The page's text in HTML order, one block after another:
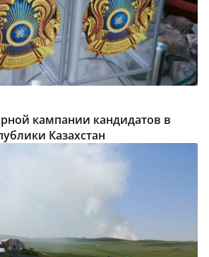
кампании кандидатов в
Казахстан